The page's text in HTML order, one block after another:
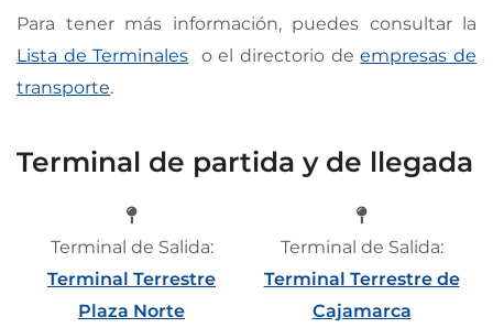
Para tener más información, puedes consultar la
Lista de Terminales o el directorio deempresas de
transporte.
Terminal de partida y de llegada
Terminal de Salida:
Terminal Terrestre
Plaza Norte
Terminal de Salida:
Terminal Terrestre de
Cajamarca